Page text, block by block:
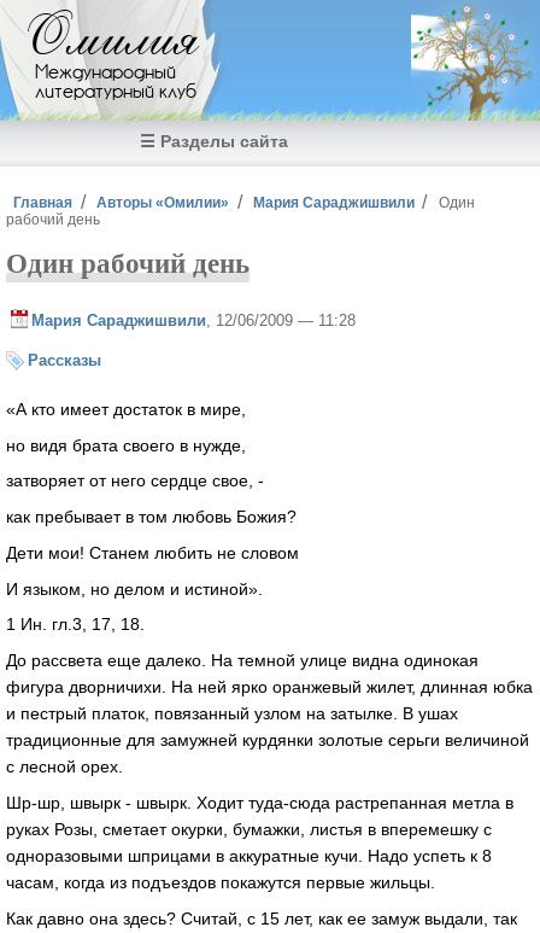
Перейти к основному содержанию
Омилия
Международный
литературный клуб
☰ Разделы сайта
Вы здесь
Главная Авторы «Омилии» Мария Сараджишвили
Один
рабочий день
Один рабочий день
Мария Сараджишвили , 12/06/2009 — 11:28
Рассказы
«А кто имеет достаток в мире,
но видя брата своего в нужде,
затворяет от него сердце свое, -
как пребывает в том любовь Божия?
Дети мои! Станем любить не словом
И языком, но делом и истиной».
1 Ин. гл.3, 17, 18.
До рассвета еще далеко. На темной улице видна одинокая
фигура дворничихи. На ней ярко оранжевый жилет, длинная юбка
и пестрый платок, повязанный узлом на затылке. В ушах
традиционные для замужней курдянки золотые серьги величиной
с лесной орех.
Шр-шр, швырк - швырк. Ходит туда-сюда растрепанная метла в
руках Розы, сметает окурки, бумажки, листья в вперемешку с
одноразовыми шприцами в аккуратные кучи. Надо успеть к 8
часам, когда из подъездов покажутся первые жильцы.
Как давно она здесь? Считай, с 15 лет, как ее замуж выдали, так